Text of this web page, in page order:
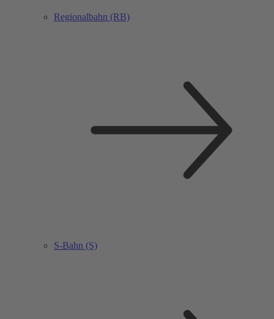
Regionalbahn (RB)
S-Bahn (S)